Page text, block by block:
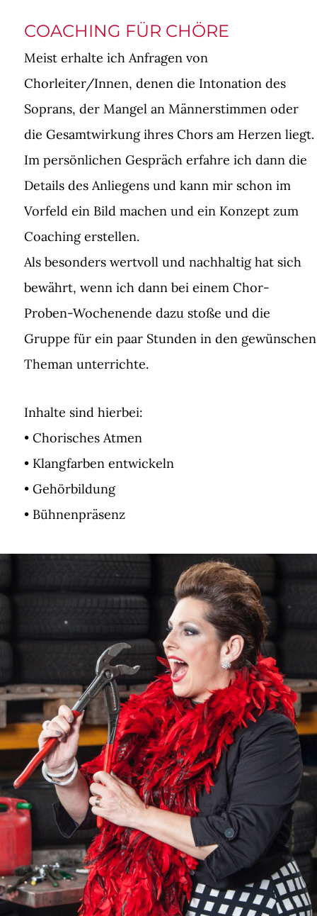
COACHING FÜR CHÖRE
Meist erhalte ich Anfragen von
Chorleiter/Innen, denen die Intonation des
Soprans, der Mangel an Männerstimmen oder
die Gesamtwirkung ihres Chors am Herzen liegt.
Im persönlichen Gespräch erfahre ich dann die
Details des Anliegens und kann mir schon im
Vorfeld ein Bild machen und ein Konzept zum
Coaching erstellen.
Als besonders wertvoll und nachhaltig hat sich
bewährt, wenn ich dann bei einem Chor-
Proben-Wochenende dazu stoße und die
Gruppe für ein paar Stunden in den gewünschen
Theman unterrichte.
Inhalte sind hierbei:
• Chorisches Atmen
• Klangfarben entwickeln
• Gehörbildung
• Bühnenpräsenz